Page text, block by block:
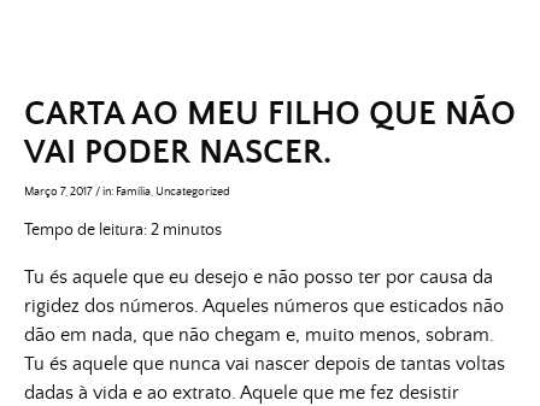
CARTA AO MEU FILHO QUE NÃO
VAI PODER NASCER.
Março 7, 2017/in: Família Uncategorized
Tempo de leitura:2 minutos
Tu és aquele que eu desejo e não posso ter por causa da
rigidez dos números. Aqueles números que esticados não
dão em nada, que não chegam e, muito menos, sobram.
Tu és aquele que nunca vai nascer depois de tantas voltas
dadas à vida e ao extrato. Aquele que me fez desistir